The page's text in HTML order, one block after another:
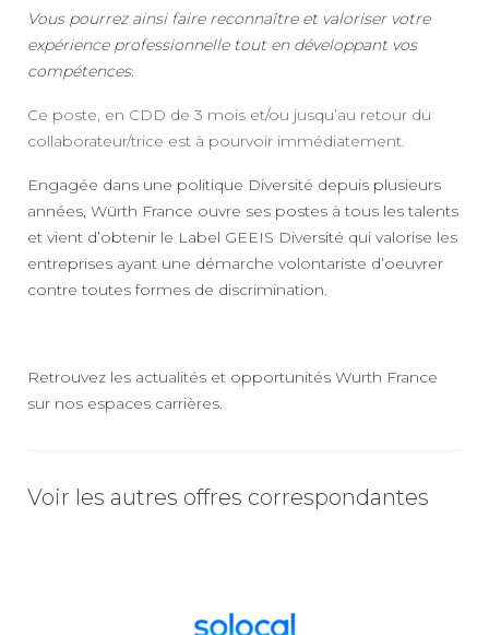
Vous pourrez ainsi faire reconnaître et valoriser votre
expérience professionnelle tout en développant vos
compétences.
Ce poste, en CDD de 3 mois et/ou jusqu’au retour du
collaborateur/trice est à pourvoir immédiatement.
Engagée dans une politique Diversité depuis plusieurs
années, Würth France ouvre ses postes à tous les talents
et vient d’obtenir le Label GEEIS Diversité qui valorise les
entreprises ayant une démarche volontariste d’oeuvrer
contre toutes formes de discrimination.
Retrouvez les actualités et opportunités Wurth France
sur nos espaces carrières.
Voir les autres offres correspondantes